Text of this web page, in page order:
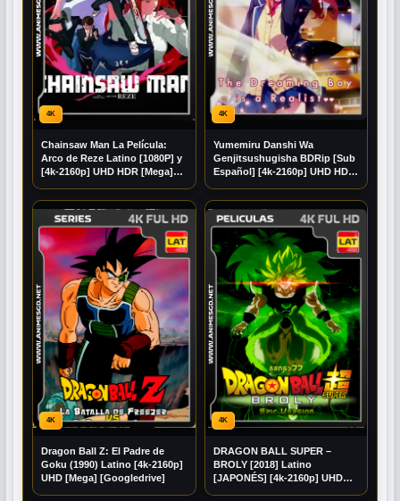
4K
Chainsaw Man La Película:
Arco de Reze Latino [1080P] y
[4k-2160p] UHD HDR [Mega]
4K
Yumemiru Danshi Wa
Genjitsushugisha BDRip [Sub
Español] [4k-2160p] UHD HDR
4K
Dragon Ball Z: El Padre de
Goku (1990) Latino [4k-2160p]
UHD [Mega] [Googledrive]
4K
DRAGON BALL SUPER –
BROLY [2018] Latino
[JAPONÉS] [4k-2160p] UHD